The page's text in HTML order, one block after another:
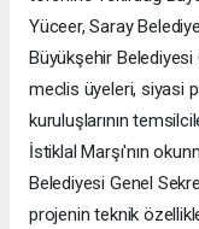
Yüceer, Saray
Büyükşehir Belediyesi
meclis üyeleri, siyasi
kuruluşlarının
İstiklal Marşı'nın
Belediyesi Genel
projenin teknik